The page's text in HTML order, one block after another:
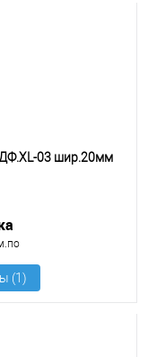
03 шир.20мм